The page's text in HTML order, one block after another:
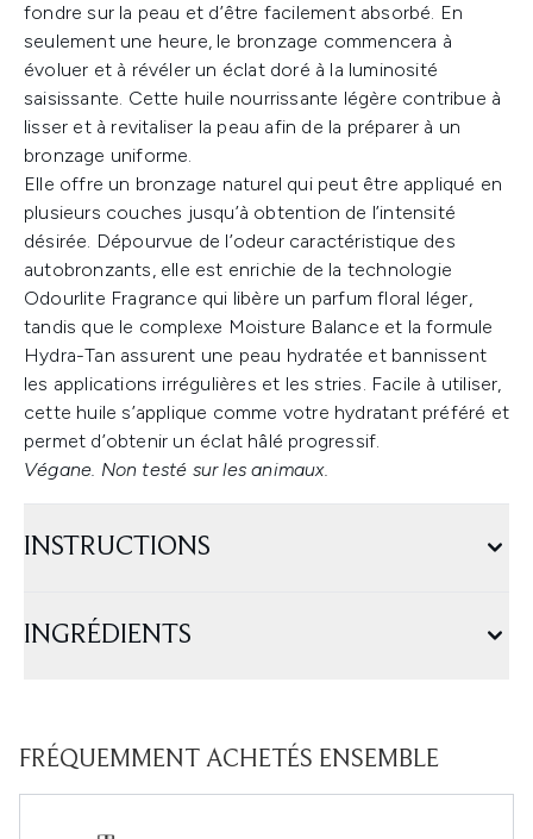
fondre sur la peau et d’être facilement absorbé. En
seulement une heure, le bronzage commencera à
évoluer et à révéler un éclat doré à la luminosité
saisissante. Cette huile nourrissante légère contribue à
lisser et à revitaliser la peau afin de la préparer à un
bronzage uniforme.
Elle offre un bronzage naturel qui peut être appliqué en
plusieurs couches jusqu’à obtention de l’intensité
désirée. Dépourvue de l’odeur caractéristique des
autobronzants, elle est enrichie de la technologie
Odourlite Fragrance qui libère un parfum floral léger,
tandis que le complexe Moisture Balance et la formule
Hydra-Tan assurent une peau hydratée et bannissent
les applications irrégulières et les stries. Facile à utiliser,
cette huile s’applique comme votre hydratant préféré et
permet d’obtenir un éclat hâlé progressif.
Végane. Non testé sur les animaux.
INSTRUCTIONS
INGRÉDIENTS
FRÉQUEMMENT ACHETÉS ENSEMBLE